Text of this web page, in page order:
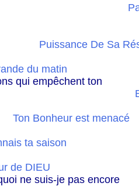
Puissance De Sa
du matin
Ton Bonheur est menacé
ta saison
de DIEU